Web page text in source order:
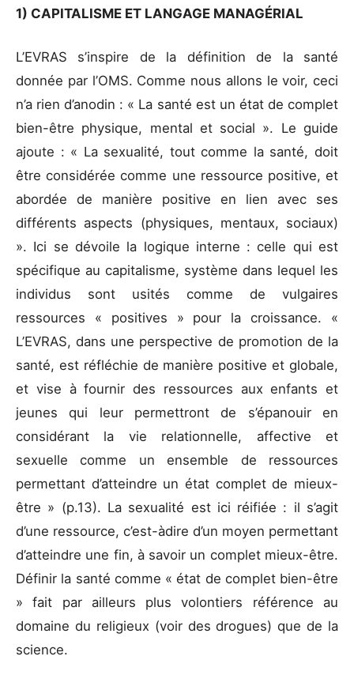
1) CAPITALISME ET LANGAGE MANAGÉRIAL
L’EVRAS s’inspire de la définition de la santé
donnée par l’OMS. Comme nous allons le voir, ceci
n’a rien d’anodin : « La santé est un état de complet
bien-être physique, mental et social ». Le guide
ajoute : « La sexualité, tout comme la santé, doit
être considérée comme une ressource positive, et
abordée de manière positive en lien avec ses
différents aspects (physiques, mentaux, sociaux)
». Ici se dévoile la logique interne : celle qui est
spécifique au capitalisme, système dans lequel les
individus sont usités comme de vulgaires
ressources « positives » pour la croissance. «
L’EVRAS, dans une perspective de promotion de la
santé, est réfléchie de manière positive et globale,
et vise à fournir des ressources aux enfants et
jeunes qui leur permettront de s’épanouir en
considérant la vie relationnelle, affective et
sexuelle comme un ensemble de ressources
permettant d’atteindre un état complet de mieux-
être » (p.13). La sexualité est ici réifiée : il s’agit
d’une ressource, c’est-àdire d’un moyen permettant
d’atteindre une fin, à savoir un complet mieux-être.
Définir la santé comme « état de complet bien-être
» fait par ailleurs plus volontiers référence au
domaine du religieux (voir des drogues) que de la
science.